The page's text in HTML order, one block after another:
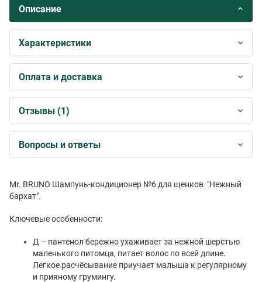
Описание
Характеристики
Оплата и доставка
Отзывы (1)
Вопросы и ответы
Mr. BRUNO Шампунь-кондиционер №6 для щенков "Нежный
бархат".
Ключевые особенности:
Д – пантенол бережно ухаживает за нежной шерстью
маленького питомца, питает волос по всей длине.
Легкое расчёсывание приучает малыша к регулярному
и прияному грумингу.